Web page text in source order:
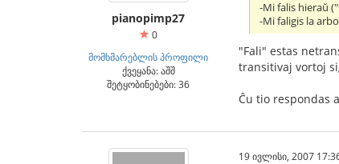
pianopimp27
0
მომხმარებლის პროფილი
ქვეყანა: აშშ
შეტყობინებები: 36
-Mi falis hieraŭ
-Mi faligis la
"Fali" estas
transitivaj vortoj
Ĉu tio respondas
19 ივლისი, 2007